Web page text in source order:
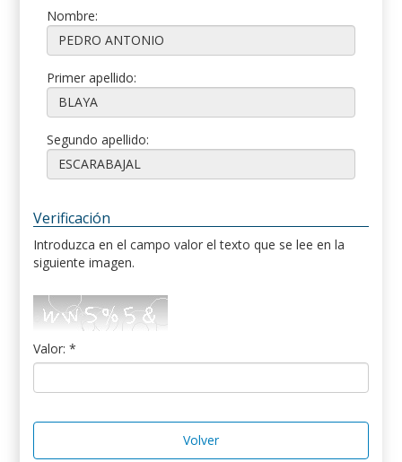
Nombre:
Primer apellido:
Segundo apellido:
Verificación
Introduzca en el campo valor el texto que se lee en la
siguiente imagen.
Valor: *
Volver